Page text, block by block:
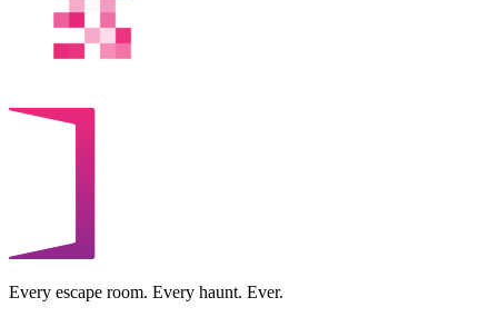
Every escape room. Every haunt. Ever.